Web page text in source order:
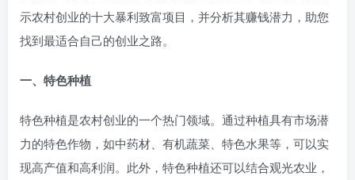
示农村创业的十大暴利致富项目，并分析其赚钱潜力，助您
找到最适合自己的创业之路。
一、特色种植
特色种植是农村创业的一个热门领域。通过种植具有市场潜
力的特色作物，如中药材、有机蔬菜、特色水果等，可以实
现高产值和高利润。此外，特色种植还可以结合观光农业，